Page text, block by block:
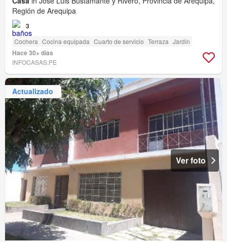
Región de Arequipa
3
Cochera Cocina equipada Cuarto de servicio Terraza Jardín
Hace 30+ días
INFOCASAS.PE
Actualizado
Ver foto